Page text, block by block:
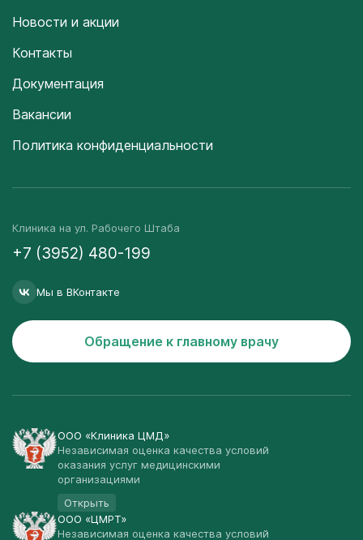
Новости и акции
Контакты
Документация
Вакансии
Политика конфиденциальности
Клиника на ул. Рабочего Штаба
+7 (3952) 480-199
Мы в ВКонтакте
Обращение к главному врачу
ООО «Клиника ЦМД»
Независимая оценка качества условий
оказания услуг медицинскими
организациями
Открыть
ООО «ЦМРТ»
Независимая оценка качества условий